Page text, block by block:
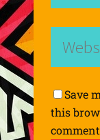
Save
this